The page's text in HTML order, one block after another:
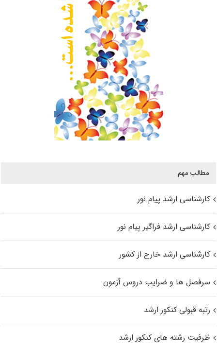
مطالب مهم
کارشناسی ارشد پیام نور
کارشناسی ارشد فراگیر پیام نور
کارشناسی ارشد خارج از کشور
سرفصل ها و ضرایب دروس آزمون
رتبه قبولی کنکور ارشد
ظرفیت رشته های کنکور ارشد